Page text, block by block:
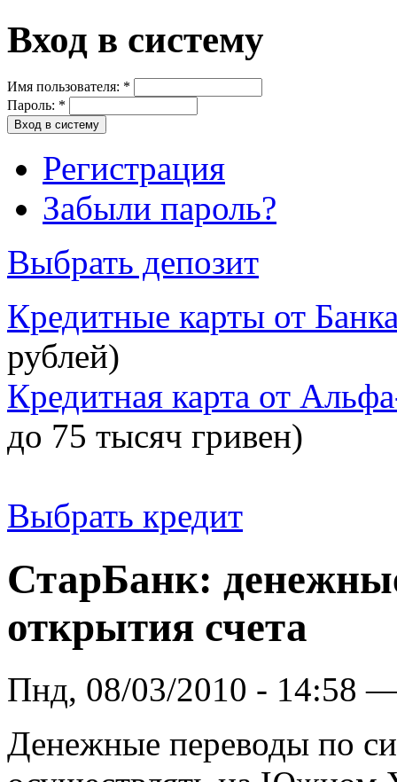
Вход в систему
Имя пользователя: *
Пароль: *
Регистрация
Забыли пароль?
Выбрать депозит
Кредитные карты от
рублей)
Кредитная карта от
до 75 тысяч гривен)
Выбрать кредит
СтарБанк:
открытия счета
Пнд, 08/03/2010 - 14:58
Денежные переводы по